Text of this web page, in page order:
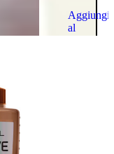
Aggiungi
al